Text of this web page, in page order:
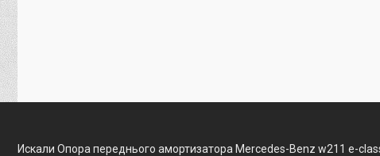
Искали Опора переднього амортизатора Mercedes-Benz w211 e-